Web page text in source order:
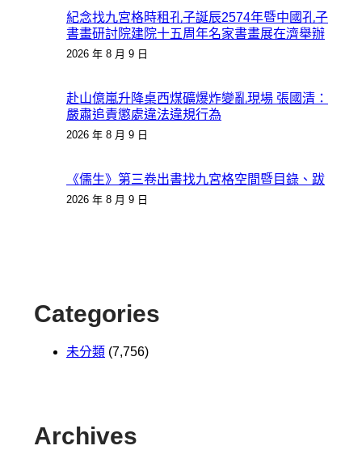
紀念找九宮格時租孔子誕辰2574年暨中國孔子
書畫研討院建院十五周年名家書畫展在濟舉辦
2026 年 8 月 9 日
赴山億嵐升降桌西煤礦爆炸變亂現場 張國清：
嚴肅追責懲處違法違規行為
2026 年 8 月 9 日
《儒生》第三卷出書找九宮格空間暨目錄、跋
2026 年 8 月 9 日
Categories
未分類 (7,756)
Archives